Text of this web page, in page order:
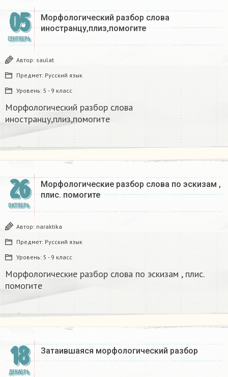
05
СЕНТЯБРЬ
Морфологический разбор слова
иностранцу,плиз,помогите
Автор: saulat
Предмет: Русский язык
Уровень: 5 - 9 класс
Морфологический разбор слова
иностранцу,плиз,помогите
26
ОКТЯБРЬ
Морфологические разбор слова по эскизам ,
плис. помогите
Автор: naraktika
Предмет: Русский язык
Уровень: 5 - 9 класс
Морфологические разбор слова по эскизам , плис.
помогите
18
ДЕКАБРЬ
Затаившаяся морфологический разбор